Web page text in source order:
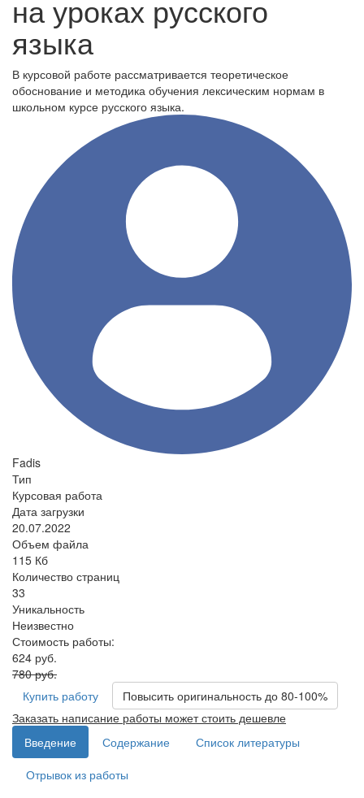
на уроках русского
языка
В курсовой работе рассматривается теоретическое
обоснование и методика обучения лексическим нормам в
школьном курсе русского языка.
Fadis
Тип
Курсовая работа
Дата загрузки
20.07.2022
Объем файла
115 Кб
Количество страниц
33
Уникальность
Неизвестно
Стоимость работы:
624 руб.
780 руб.
Купить работу
Повысить оригинальность до 80-100%
Заказать написание работы может стоить дешевле
Введение
Содержание
Список литературы
Отрывок из работы